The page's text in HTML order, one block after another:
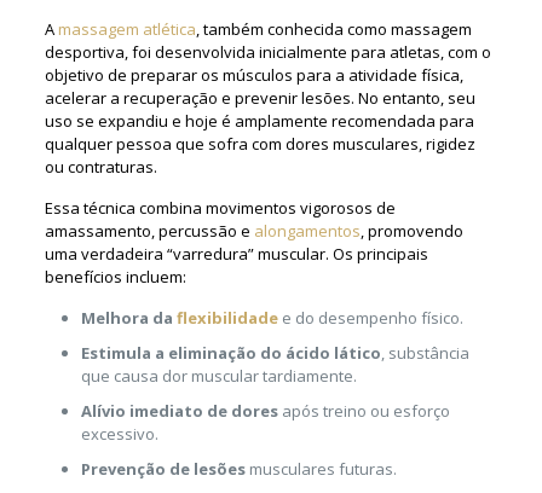
A massagem atlética , também conhecida como massagem
desportiva, foi desenvolvida inicialmente para atletas, com o
objetivo de preparar os músculos para a atividade física,
acelerar a recuperação e prevenir lesões. No entanto, seu
uso se expandiu e hoje é amplamente recomendada para
qualquer pessoa que sofra com dores musculares, rigidez
ou contraturas.
Essa técnica combina movimentos vigorosos de
amassamento, percussão e alongamentos , promovendo
uma verdadeira “varredura” muscular. Os principais
benefícios incluem:
Melhora da flexibilidade e do desempenho físico.
Estimula a eliminação do ácido lático , substância
que causa dor muscular tardiamente.
Alívio imediato de doresapós treino ou esforço
excessivo.
Prevenção de lesõesmusculares futuras.